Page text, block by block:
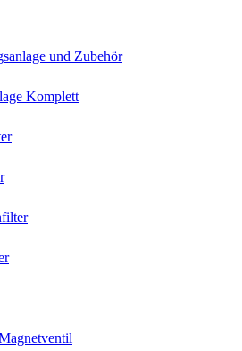
und Zubehör
Komplett